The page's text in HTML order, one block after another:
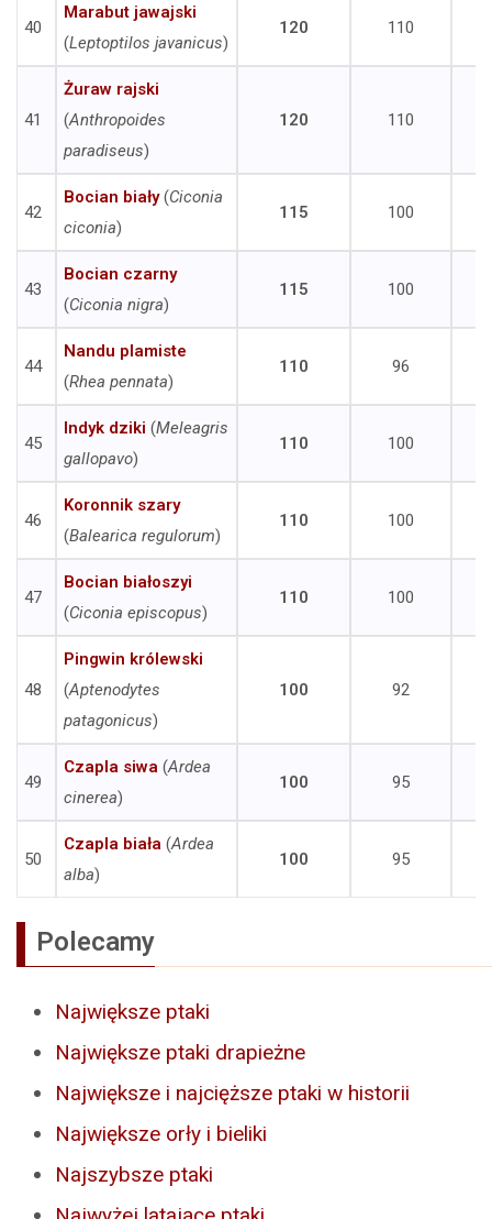
40
Marabut jawajski
(Leptoptilos javanicus)
120 110
41
Żuraw rajski
(Anthropoides
paradiseus)
120 110
42
Bocian biały(Ciconia
ciconia)
115 100
43
Bocian czarny
(Ciconia nigra)
115 100
44
Nandu plamiste
(Rhea pennata)
110 96
45
Indyk dziki (Meleagris
gallopavo)
110 100
46
Koronnik szary
(Balearica regulorum)
110 100
47
Bocian białoszyi
(Ciconia episcopus)
110 100
48
Pingwin królewski
(Aptenodytes
patagonicus)
100 92
49
Czapla siwa (Ardea
cinerea)
100 95
50
Czapla biała (Ardea
alba)
100 95
Polecamy
Największe ptaki
Największe ptaki drapieżne
Największe i najcięższe ptaki w historii
Największe orły i bieliki
Najszybsze ptaki